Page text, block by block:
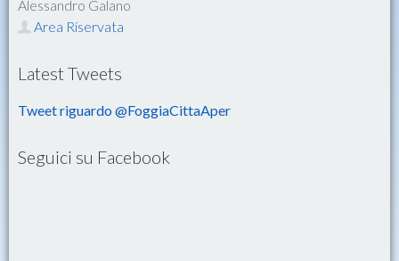
Alessandro Galano
Area Riservata
Latest Tweets
Tweet riguardo @FoggiaCittaAper
Seguici su Facebook